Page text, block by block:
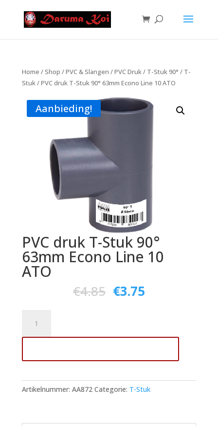
Home /Shop /PVC & Slangen /PVC Druk/ T-Stuk 90° / T-
Stuk/ PVC druk T-Stuk 90° 63mm Econo Line 10 ATO
Aanbieding!
PVC druk T-Stuk 90°
63mm Econo Line 10
ATO
€4.85 €3.75
T-
90°
Econo
Line
Artikelnummer: AA872 Categorie: T-Stuk